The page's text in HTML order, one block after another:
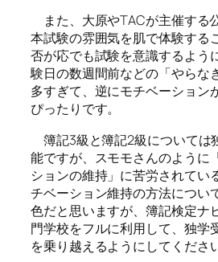
また、大原やTACが主催する
本試験の雰囲気を肌で体験する
否が応でも試験を意識するよう
験日の数週間前などの「やらな
多すぎて、逆にモチベーション
ぴったりです。
簿記3級と簿記2級については
能ですが、スモモさんのように
ションの維持」に苦労されてい
チベーション維持の方法につい
色だと思いますが、簿記検定ナ
門学校をフルに利用して、独学
を乗り越えるようにしてください